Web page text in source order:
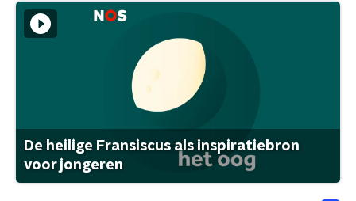
De heilige Fransiscus als inspiratiebron
voor jongeren